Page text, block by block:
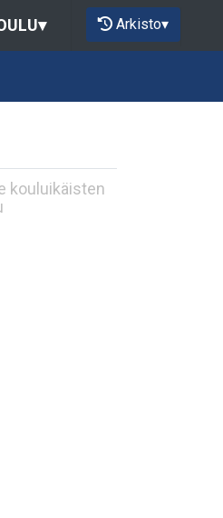
▾ Arkisto▾
kouluikäisten